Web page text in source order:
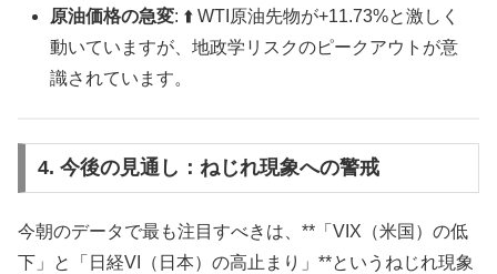
原油価格の急変: ⬆️ WTI原油先物が+11.73%と激しく
動いていますが、地政学リスクのピークアウトが意
識されています。
4. 今後の見通し：ねじれ現象への警戒
今朝のデータで最も注目すべきは、**「VIX（米国）の低
下」と「日経VI（日本）の高止まり」**というねじれ現象